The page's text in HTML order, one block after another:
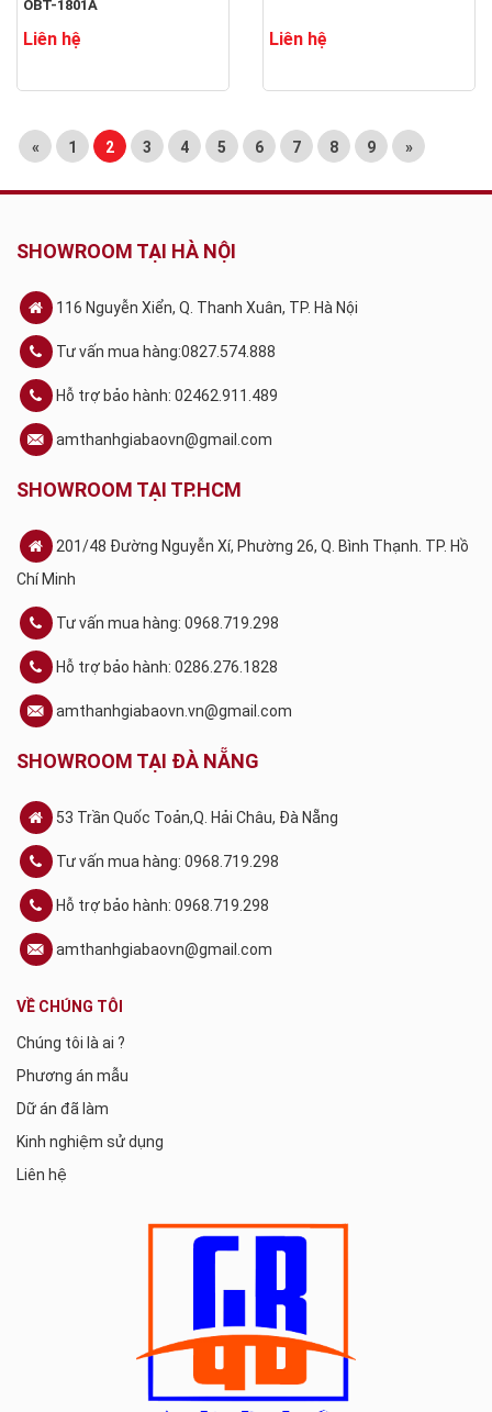
OBT-1801A
Liên hệ Liên hệ
« 1 2 3 4 5 6 7 8 9 »
SHOWROOM TẠI HÀ NỘI
116 Nguyễn Xiển, Q. Thanh Xuân, TP. Hà Nội
Tư vấn mua hàng:0827.574.888
Hỗ trợ bảo hành: 02462.911.489
amthanhgiabaovn@gmail.com
SHOWROOM TẠI TP.HCM
201/48 Đường Nguyễn Xí, Phường 26, Q. Bình Thạnh. TP. Hồ
Chí Minh
Tư vấn mua hàng: 0968.719.298
Hỗ trợ bảo hành: 0286.276.1828
amthanhgiabaovn.vn@gmail.com
SHOWROOM TẠI ĐÀ NẴNG
53 Trần Quốc Toản,Q. Hải Châu, Đà Nẵng
Tư vấn mua hàng: 0968.719.298
Hỗ trợ bảo hành: 0968.719.298
amthanhgiabaovn@gmail.com
VỀ CHÚNG TÔI
Chúng tôi là ai ?
Phương án mẫu
Dữ án đã làm
Kinh nghiệm sử dụng
Liên hệ